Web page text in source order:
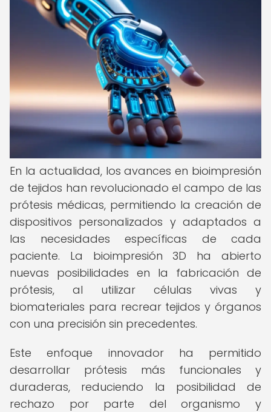
En la actualidad, los avances en bioimpresión
de tejidos han revolucionado el campo de las
prótesis médicas, permitiendo la creación de
dispositivos personalizados y adaptados a
las necesidades específicas de cada
paciente. La bioimpresión 3D ha abierto
nuevas posibilidades en la fabricación de
prótesis, al utilizar células vivas y
biomateriales para recrear tejidos y órganos
con una precisión sin precedentes.
Este enfoque innovador ha permitido
desarrollar prótesis más funcionales y
duraderas, reduciendo la posibilidad de
rechazo por parte del organismo y